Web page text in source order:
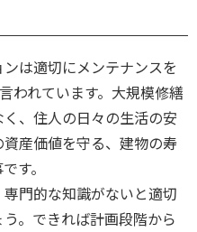
は適切にメンテナンスを
言われています。大規模修繕
、 住人の日々の生活の安
産価値を守る、建物の寿
です。
門的な知識がないと適切
。できれば計画段階から